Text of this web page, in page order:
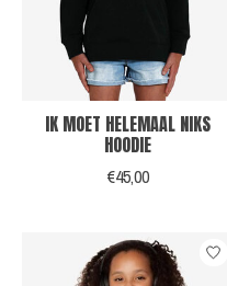
IK MOET HELEMAAL NIKS
HOODIE
€45,00